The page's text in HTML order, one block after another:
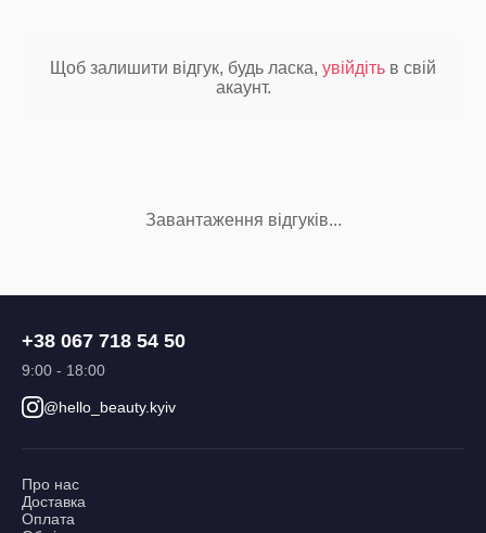
Щоб залишити відгук, будь ласка, увійдіть в свій
акаунт.
Завантаження відгуків...
+38 067 718 54 50
9:00 - 18:00
@hello_beauty.kyiv
Про нас
Доставка
Оплата